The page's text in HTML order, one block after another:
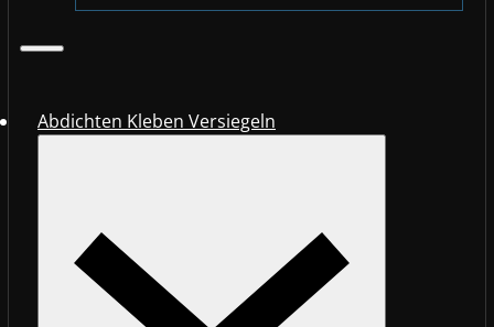
Abdichten Kleben Versiegeln